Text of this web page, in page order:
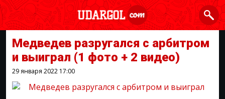
Медведев разругался с арбитром
и выиграл (1 фото + 2 видео)
29 января 2022 17:00